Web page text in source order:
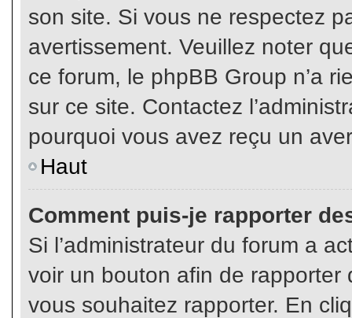
son site. Si vous ne respectez
avertissement. Veuillez noter
ce forum, le phpBB Group n’a
sur ce site. Contactez
pourquoi vous avez reçu un
Haut
Comment puis-je rapporter
Si l’administrateur du forum a
voir un bouton afin de
vous souhaitez rapporter. En